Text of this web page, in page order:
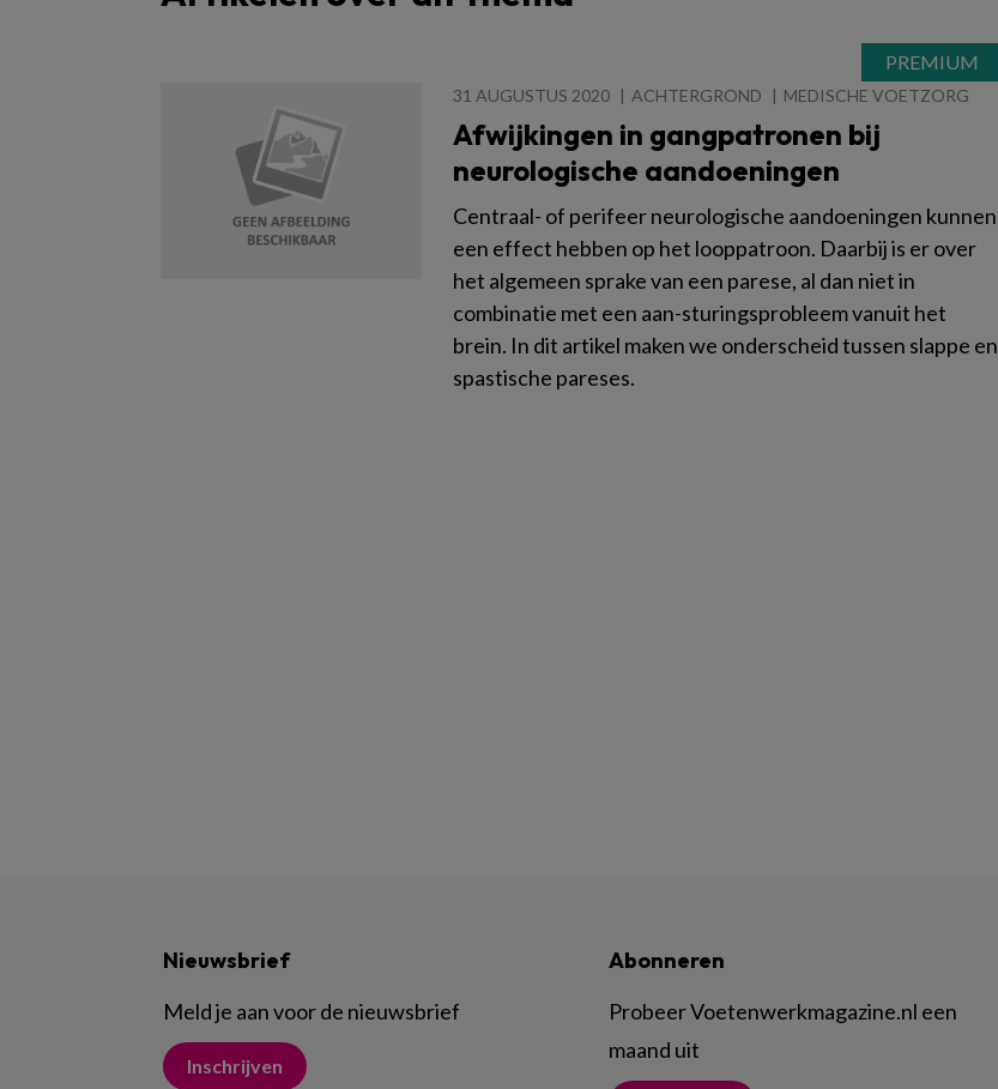
31 AUGUSTUS 2020 ACHTERGROND MEDISCHE VOETZORG
Afwijkingen in gangpatronen bij
neurologische aandoeningen
Centraal- of perifeer neurologische aandoeningen kunnen
een effect hebben op het looppatroon. Daarbij is er over
het algemeen sprake van een parese, al dan niet in
combinatie met een aan-sturingsprobleem vanuit het
brein. In dit artikel maken we onderscheid tussen slappe en
spastische pareses.
Nieuwsbrief
Meld je aan voor de nieuwsbrief
Inschrijven
Abonneren
Probeer Voetenwerkmagazine.nl een
maand uit